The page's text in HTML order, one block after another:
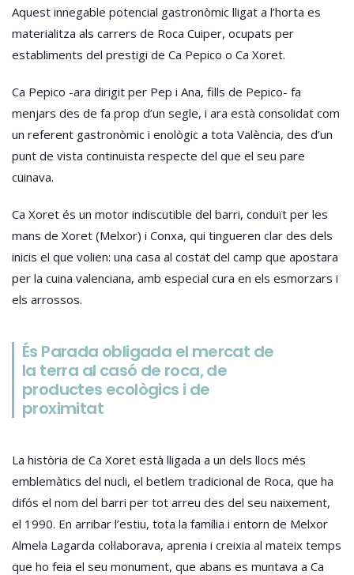
Aquest innegable potencial gastronòmic lligat a l’horta es
materialitza als carrers de Roca Cuiper, ocupats per
establiments del prestigi de Ca Pepico o Ca Xoret.
Ca Pepico -ara dirigit per Pep i Ana, fills de Pepico- fa
menjars des de fa prop d’un segle, i ara està consolidat com
un referent gastronòmic i enològic a tota València, des d’un
punt de vista continuista respecte del que el seu pare
cuinava.
Ca Xoret és un motor indiscutible del barri, conduït per les
mans de Xoret (Melxor) i Conxa, qui tingueren clar des dels
inicis el que volien: una casa al costat del camp que apostara
per la cuina valenciana, amb especial cura en els esmorzars i
els arrossos.
És Parada obligada el mercat de
la terra al casó de roca, de
productes ecològics i de
proximitat
La història de Ca Xoret està lligada a un dels llocs més
emblemàtics del nucli, el betlem tradicional de Roca, que ha
difós el nom del barri per tot arreu des del seu naixement,
el 1990. En arribar l’estiu, tota la família i entorn de Melxor
Almela Lagarda col·laborava, aprenia i creixia al mateix temps
que ho feia el seu monument, que abans es muntava a Ca